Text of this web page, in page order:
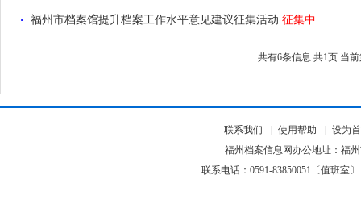
福州市档案馆提升档案工作水平意见建议征集活动 征集中
共有6条信息 共1页 当
联系我们 使用帮助
设为
福州档案信息网办公地址：福
联系电话：0591-83850051〔值班室